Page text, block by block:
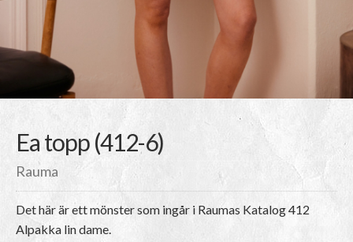
Ea topp (412-6)
Rauma
Det här är ett mönster som ingår i Raumas Katalog 412
Alpakka lin dame.